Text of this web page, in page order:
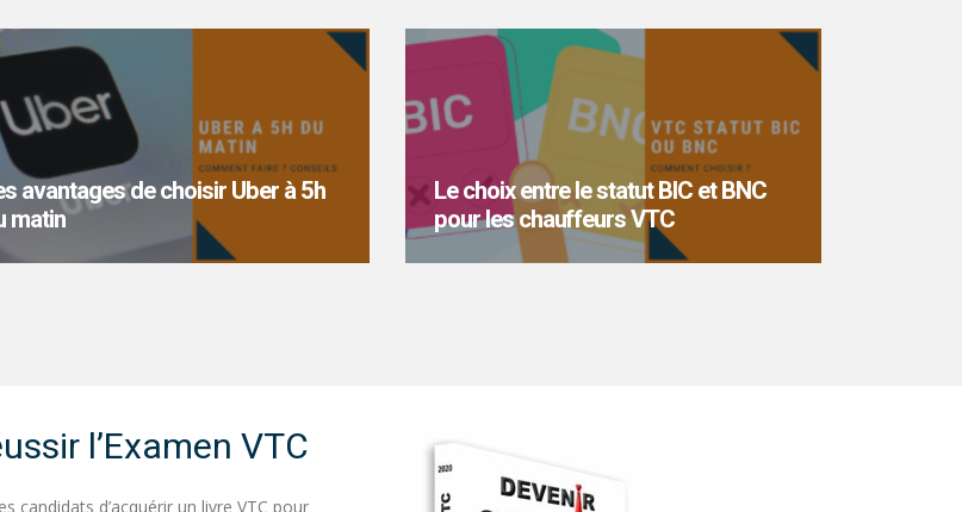
avantages de choisir Uber à 5h
matin
avez besoin de vous déplacer
Le choix entre le statut BIC et BNC
pour les chauffeurs VTC
En tant que chauffeur VTC, il est essentiel
l’Examen VTC
candidats d’acquérir un livre VTC pour